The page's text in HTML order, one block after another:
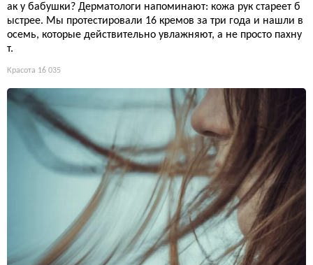
ак у бабушки? Дерматологи напоминают: кожа рук стареет б
ыстрее. Мы протестировали 16 кремов за три года и нашли в
осемь, которые действительно увлажняют, а не просто пахну
т.
Красота 16 035